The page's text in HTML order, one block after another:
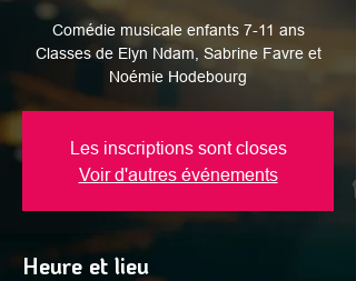
Comédie musicale enfants 7-11 ans
Classes de Elyn Ndam, Sabrine Favre et
Noémie Hodebourg
Les inscriptions sont closes
Voir d'autres événements
Heure et lieu